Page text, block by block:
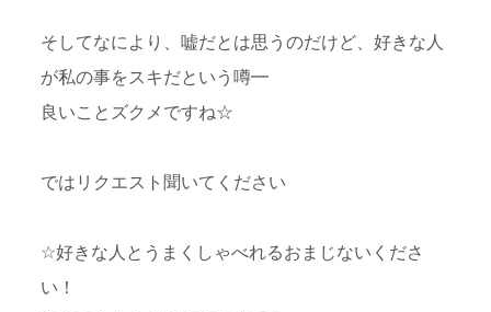
そしてなにより、嘘だとは思うのだけど、好きな人
が私の事をスキだという噂━
良いことズクメですね☆
ではリクエスト聞いてください
☆好きな人とうまくしゃべれるおまじないくださ
い！